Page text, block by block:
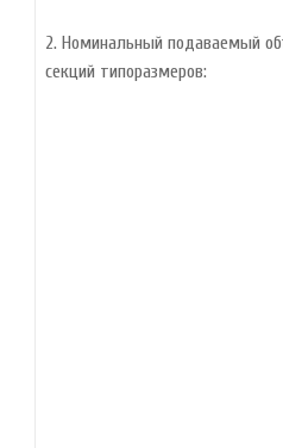
2. Номинальный подаваемый
секций типоразмеров: